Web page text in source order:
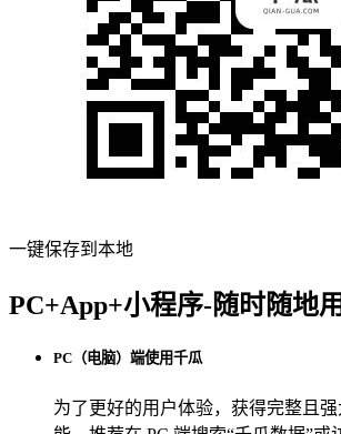
一键保存到本地
PC+App+小程序-随时随地
PC（电脑）端使用千瓜
为了更好的用户体验，获得完整且